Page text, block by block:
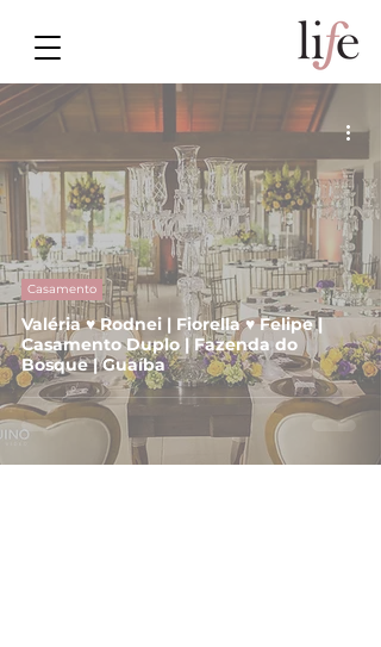
Valéria ♥ Rodnei | Fiorella ♥ Felipe |
Casamento Duplo | Fazenda do
Bosque | Guaíba
Casamento